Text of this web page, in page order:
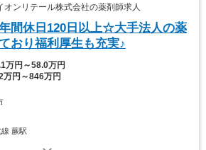
ンリテール株式会社の薬剤師求人
年間休日120日以上☆大手法人の薬
おり福利厚生も充実♪
万円～58.0万円
万円～846万円
線 蕨駅